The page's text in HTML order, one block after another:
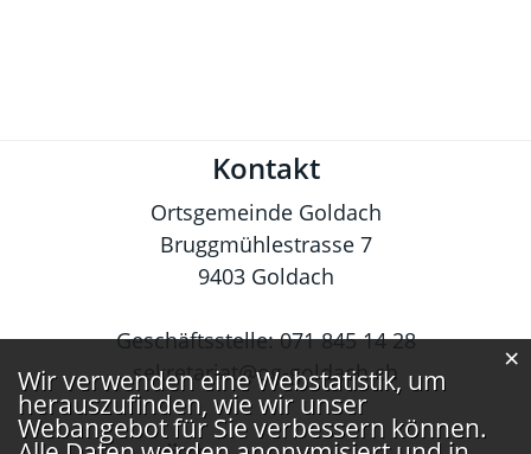
FusszeileKontakt
Ortsgemeinde Goldach
Bruggmühlestrasse 7
9403 Goldach
Geschäftsstelle:071 845 14 28
sekretariat@og-goldach.ch
Webstatistik
Wir verwenden eine Webstatistik, um
herauszufinden, wie wir unser
Webangebot für Sie verbessern können.
×